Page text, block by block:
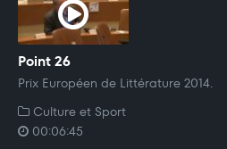
Point 26
Prix Européen de Littérature 2014.
Culture et Sport
00:06:45